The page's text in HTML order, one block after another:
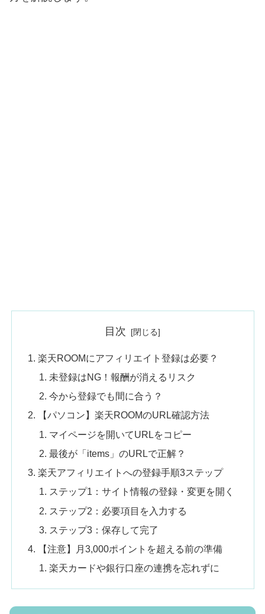
目次
楽天ROOMにアフィリエイト登録は必要？
未登録はNG！報酬が消えるリスク
今から登録でも間に合う？
【パソコン】楽天ROOMのURL確認方法
マイページを開いてURLをコピー
最後が「items」のURLで正解？
楽天アフィリエイトへの登録手順3ステップ
ステップ1：サイト情報の登録・変更を開く
ステップ2：必要項目を入力する
ステップ3：保存して完了
【注意】月3,000ポイントを超える前の準備
楽天カードや銀行口座の連携を忘れずに